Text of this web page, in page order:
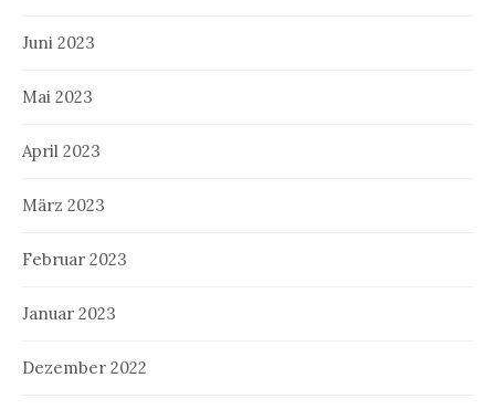
Juni 2023
Mai 2023
April 2023
März 2023
Februar 2023
Januar 2023
Dezember 2022